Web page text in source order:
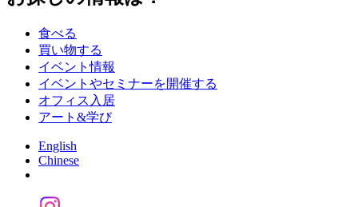
食べる
買い物する
イベント情報
イベントやセミナーを開催する
オフィス入居
アート&学び
English
Chinese